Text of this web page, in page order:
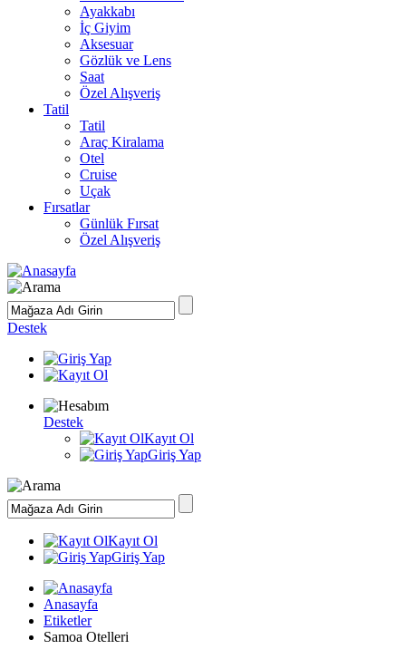
Ayakkabı
İç Giyim
Aksesuar
Gözlük ve Lens
Saat
Özel Alışveriş
Tatil
Tatil
Araç Kiralama
Otel
Cruise
Uçak
Fırsatlar
Günlük Fırsat
Özel Alışveriş
Destek
Destek
Kayıt Ol
Giriş Yap
Kayıt Ol
Giriş Yap
Anasayfa
Etiketler
Samoa Otelleri